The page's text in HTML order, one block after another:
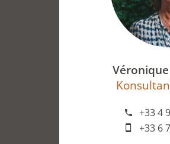
Véronique
+33 4
+33 6